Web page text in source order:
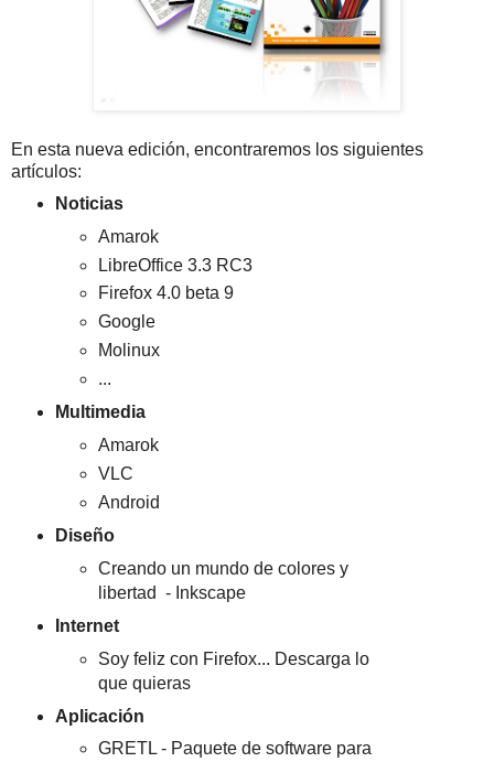
En esta nueva edición, encontraremos los siguientes
artículos:
Noticias
Amarok
LibreOffice 3.3 RC3
Firefox 4.0 beta 9
Google
Molinux
...
Multimedia
Amarok
VLC
Android
Diseño
Creando un mundo de colores y
libertad - Inkscape
Internet
Soy feliz con Firefox... Descarga lo
que quieras
Aplicación
GRETL - Paquete de software para